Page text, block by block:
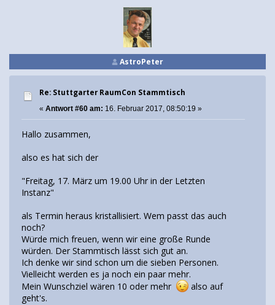
AstroPeter
Re: Stuttgarter RaumCon Stammtisch
« Antwort #60 am: 16. Februar 2017, 08:50:19 »
Hallo zusammen,
also es hat sich der
"Freitag, 17. März um 19.00 Uhr in der Letzten
Instanz"
als Termin heraus kristallisiert. Wem passt das auch
noch?
Würde mich freuen, wenn wir eine große Runde
würden. Der Stammtisch lässt sich gut an.
Ich denke wir sind schon um die sieben Personen.
Vielleicht werden es ja noch ein paar mehr.
Mein Wunschziel wären 10 oder mehr
also auf
geht's.